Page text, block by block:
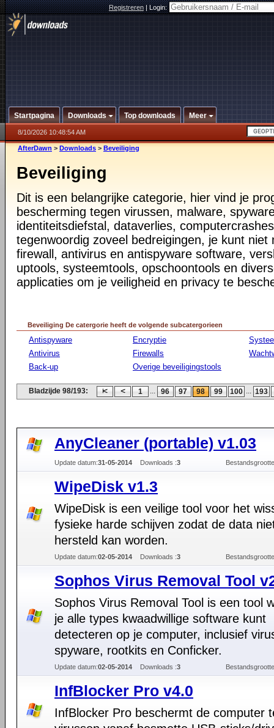
Registreren|Login:
Startpagina Downloads Top downloads Meer
8/10/2026 10:48:54 AM
AfterDawn > Downloads > Beveiliging
Beveiliging
Dit is een belangrijke categorie, hier vind je
bescherming tegen virussen, malware,
identiteitsdiefstal, dataverlies,
tegenwoordig zoveel bedreigingen, je kunt
firewall, antivirus en antispyware software,
uptools, systeemtools, opschoontools en
applicaties om je veiligheid en privacy te
Beveiliging De catergorie heeft de volgende subcatergorieen
Antispyware
Antivirus
Back-up
Encryptie
Firewalls
Overige beveiligingstools
Bladzijde 98/193: 1 ... 96 97 98 99 100 ... 193
AnyCleaner (portable) v1.03
Update datum:31-05-2014 Downloads :3
WipeDisk v1.3
WipeDisk is een veilige tool voor het
fysieke harde schijven zodat de data
hersteld kan worden.
Update datum:02-05-2014 Downloads :3
Sophos Virus Removal Tool
Sophos Virus Removal Tool is een tool
je alle types kwaadwillige software kunt
detecteren op je computer, inclusief
spyware, rootkits en Conficker.
Update datum:02-05-2014 Downloads :3
InfBlocker Pro v4.0
InfBlocker Pro beschermt de computer